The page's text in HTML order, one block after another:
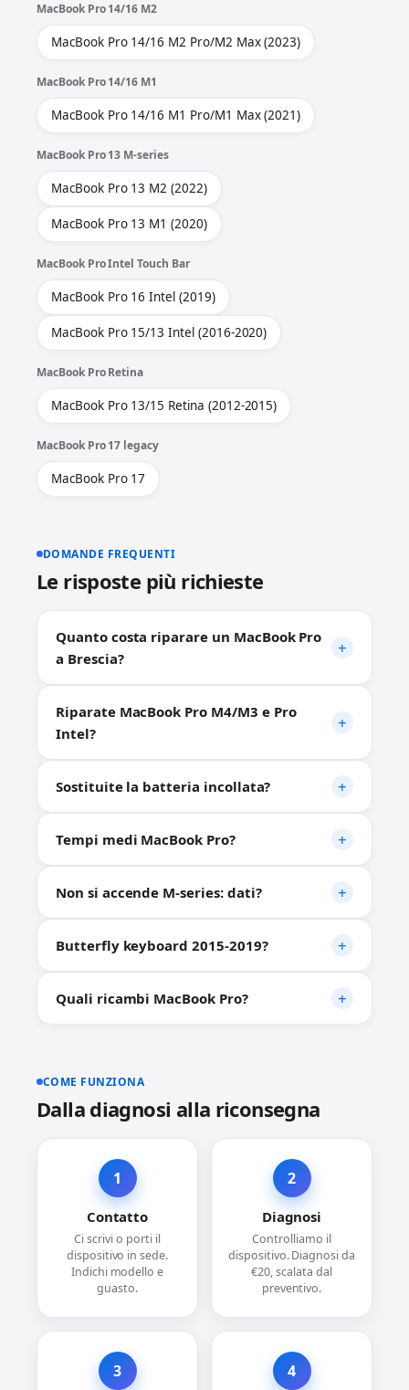
MacBook Pro 14/16 M2
MacBook Pro 14/16 M2 Pro/M2 Max (2023)
MacBook Pro 14/16 M1
MacBook Pro 14/16 M1 Pro/M1 Max (2021)
MacBook Pro 13 M-series
MacBook Pro 13 M2 (2022)
MacBook Pro 13 M1 (2020)
MacBook Pro Intel Touch Bar
MacBook Pro 16 Intel (2019)
MacBook Pro 15/13 Intel (2016-2020)
MacBook Pro Retina
MacBook Pro 13/15 Retina (2012-2015)
MacBook Pro 17 legacy
MacBook Pro 17
DOMANDE FREQUENTI
Le risposte più richieste
Quanto costa riparare un MacBook Pro
a Brescia?
Riparate MacBook Pro M4/M3 e Pro
Intel?
Sostituite la batteria incollata?
Tempi medi MacBook Pro?
Non si accende M-series: dati?
Butterfly keyboard 2015-2019?
Quali ricambi MacBook Pro?
COME FUNZIONA
Dalla diagnosi alla riconsegna
1
Contatto
Ci scrivi o porti il
dispositivo in sede.
Indichi modello e
guasto.
2
Diagnosi
Controlliamo il
dispositivo. Diagnosi da
€20, scalata dal
preventivo.
3 4